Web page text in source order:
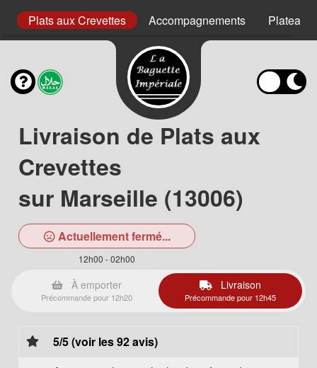
Plats aux Crevettes Accompagnements Plateaux
Livraison de Plats aux
Crevettes
sur Marseille (13006)
Actuellement fermé...
12h00 - 02h00
À emporter
Précommande pour 12h20
Livraison
Précommande pour 12h45
5/5 (voir les 92 avis)